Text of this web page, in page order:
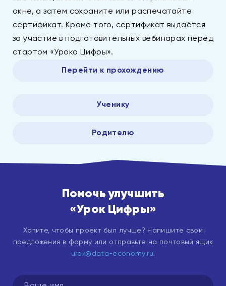
Ученику
Родителю
окне, а затем сохраните или распечатайте
сертификат. Кроме того, сертификат выдаётся
за участие в подготовительных вебинарах перед
стартом «Урока Цифры».
Перейти к прохождению
Помочь улучшить
«Урок Цифры»
Хотите, чтобы проект был лучше? Напишите свои
предложения в форму или отправьте на почтовый ящик
urok@data-economy.ru.